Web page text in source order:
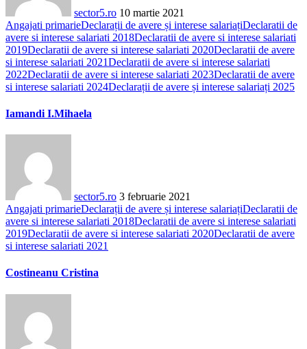
sector5.ro 10 martie 2021
Angajati primarieDeclarații de avere și interese salariațiDeclaratii de
avere si interese salariati 2018Declaratii de avere si interese salariati
2019Declaratii de avere si interese salariati 2020Declaratii de avere
si interese salariati 2021Declaratii de avere si interese salariati
2022Declaratii de avere si interese salariati 2023Declaratii de avere
si interese salariati 2024Declarații de avere și interese salariați 2025
Iamandi I.Mihaela
sector5.ro 3 februarie 2021
Angajati primarieDeclarații de avere și interese salariațiDeclaratii de
avere si interese salariati 2018Declaratii de avere si interese salariati
2019Declaratii de avere si interese salariati 2020Declaratii de avere
si interese salariati 2021
Costineanu Cristina